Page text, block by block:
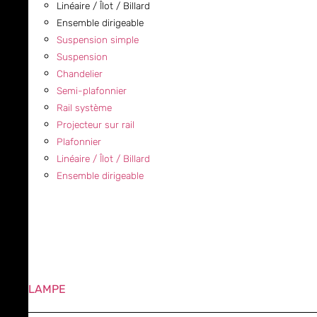
Linéaire / Îlot / Billard
Ensemble dirigeable
Suspension simple
Suspension
Chandelier
Semi-plafonnier
Rail système
Projecteur sur rail
Plafonnier
Linéaire / Îlot / Billard
Ensemble dirigeable
LAMPE